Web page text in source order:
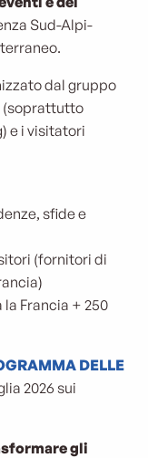
Sud-Alpi-
dal gruppo
(soprattutto
e i visitatori
sfide e
(fornitori di
Francia + 250
DELLE
2026 sui
gli